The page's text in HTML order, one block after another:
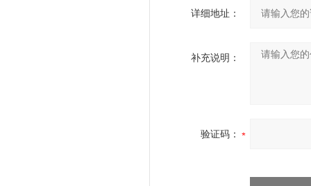
详细地址：
补充说明：
验证码：